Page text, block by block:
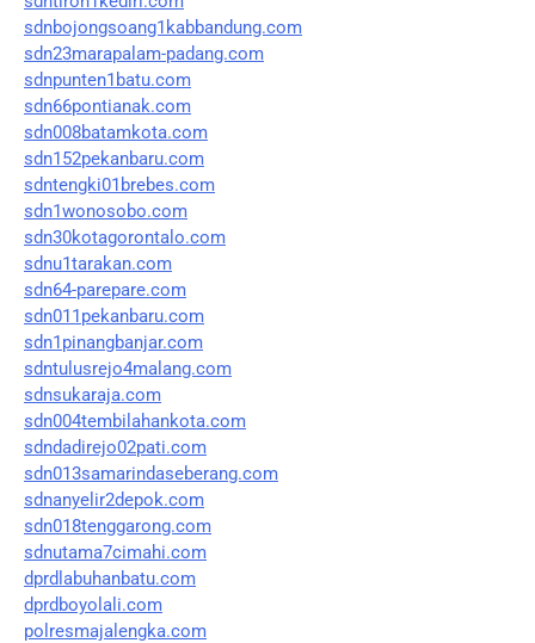
sdnbojongsoang1kabbandung.com
sdn23marapalam-padang.com
sdnpunten1batu.com
sdn66pontianak.com
sdn008batamkota.com
sdn152pekanbaru.com
sdntengki01brebes.com
sdn1wonosobo.com
sdn30kotagorontalo.com
sdnu1tarakan.com
sdn64-parepare.com
sdn011pekanbaru.com
sdn1pinangbanjar.com
sdntulusrejo4malang.com
sdnsukaraja.com
sdn004tembilahankota.com
sdndadirejo02pati.com
sdn013samarindaseberang.com
sdnanyelir2depok.com
sdn018tenggarong.com
sdnutama7cimahi.com
dprdlabuhanbatu.com
dprdboyolali.com
polresmajalengka.com